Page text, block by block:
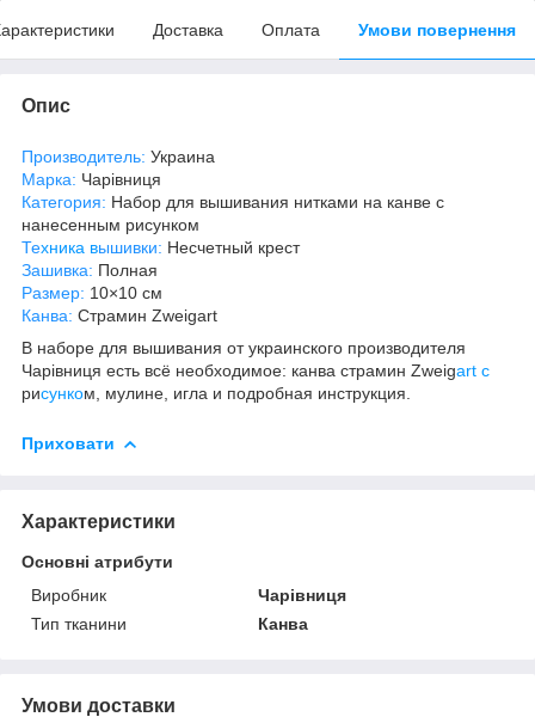
Доставка Оплата Умови повернення
Опис
Производитель: Украина
Марка: Чарівниця
Категория: Набор для вышивания нитками на канве с
нанесенным рисунком
Техника вышивки: Несчетный крест
Зашивка: Полная
Размер: 10×10 см
Канва: Страмин Zweigart
В наборе для вышивания от украинского производителя
Чарівниця есть всё необходимое: канва страмин Zweigart с
рисунком, мулине, игла и подробная инструкция.
Приховати
Характеристики
Основні атрибути
Виробник
Чарівниця
Тип тканини
Канва
Умови доставки